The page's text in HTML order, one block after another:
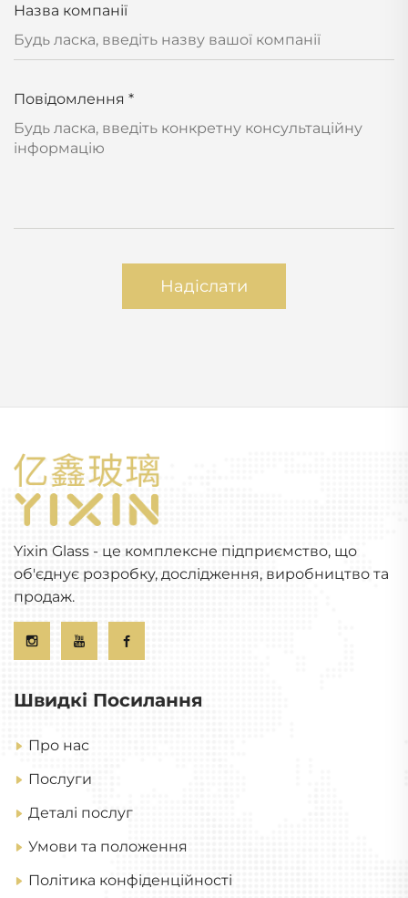
Назва компанії
Повідомлення *
Надіслати
Yixin Glass - це комплексне підприємство, що
об'єднує розробку, дослідження, виробництво та
продаж.
Швидкі Посилання
Про нас
Послуги
Деталі послуг
Умови та положення
Політика конфіденційності